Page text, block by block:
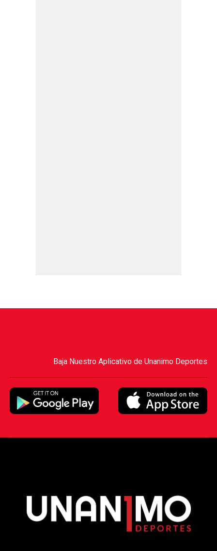
Baja Nuestro Aplicativo de Unanimo Deportes